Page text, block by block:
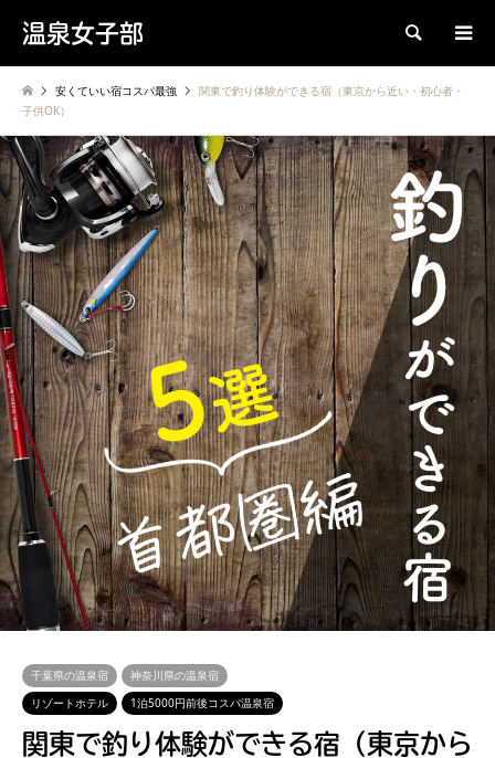
温泉女子部 検索
安くていい宿コスパ最強
関東で釣り体験ができる宿（東京から近い・初心者・
子供OK）
千葉県の温泉宿
神奈川県の温泉宿
リゾートホテル
1泊5000円前後コスパ温泉宿
関東で釣り体験ができる宿（東京から